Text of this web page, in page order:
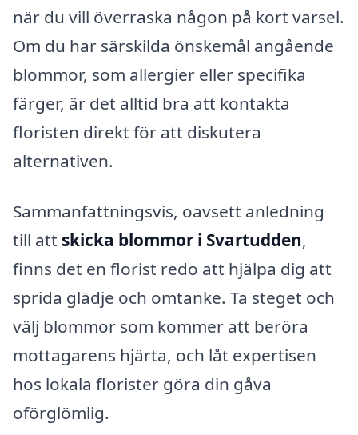
när du vill överraska någon på kort varsel.
Om du har särskilda önskemål angående
blommor, som allergier eller specifika
färger, är det alltid bra att kontakta
floristen direkt för att diskutera
alternativen.
Sammanfattningsvis, oavsett anledning
till att skicka blommor i Svartudden,
finns det en florist redo att hjälpa dig att
sprida glädje och omtanke. Ta steget och
välj blommor som kommer att beröra
mottagarens hjärta, och låt expertisen
hos lokala florister göra din gåva
oförglömlig.